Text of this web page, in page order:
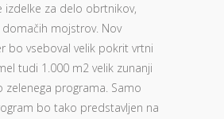
izdelke za delo obrtnikov,
mojstrov. Nov
bo vseboval velik pokrit vrtni
tudi 1.000 m2 velik zunanji
programa. Samo
bo tako predstavljen na